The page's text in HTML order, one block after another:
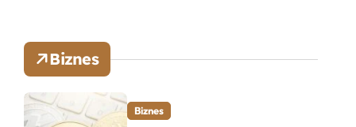
Biznes
Biznes